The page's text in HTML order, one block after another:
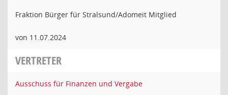
Fraktion Bürger für Stralsund/Adomeit Mitglied
von 11.07.2024
VERTRETER
Ausschuss für Finanzen und Vergabe